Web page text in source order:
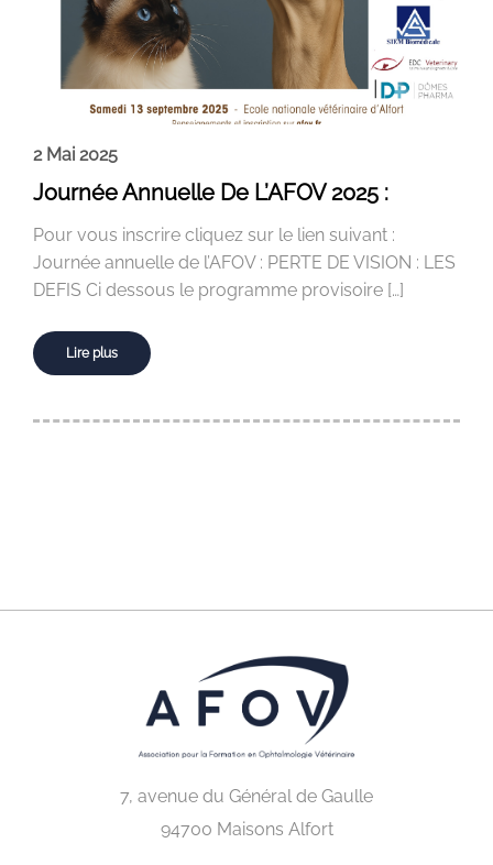
2 Mai 2025
Journée Annuelle De L’AFOV 2025 :
Pour vous inscrire cliquez sur le lien suivant :
Journée annuelle de l’AFOV : PERTE DE VISION : LES
DEFIS Ci dessous le programme provisoire […]
Lire plus
7, avenue du Général de Gaulle
94700 Maisons Alfort